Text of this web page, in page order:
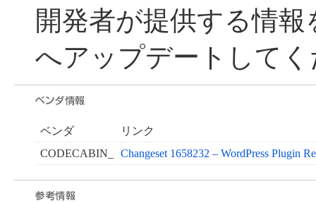
開発者が提供する情
へアップデートして
ベンダ
リンク
CODECABIN_
Changeset 1658232 – WordPress Plugin